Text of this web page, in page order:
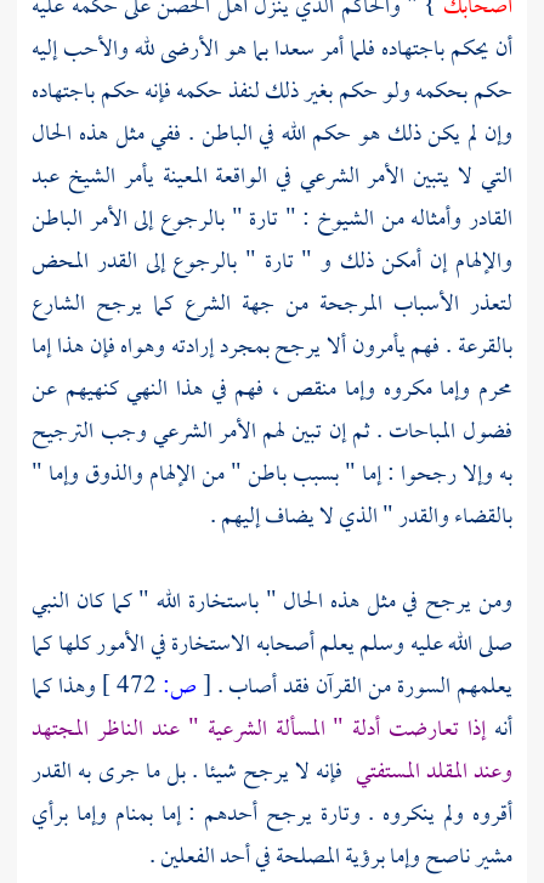
أن يحكم باجتهاده فلما أمرسعدابما هو الأرضى لله والأحب إليه
حكم بحكمه ولو حكم بغير ذلك لنفذ حكمه فإنه حكم باجتهاده
وإن لم يكن ذلك هو حكم الله في الباطن . ففي مثل هذه الحال
التي لا يتبين الأمر الشرعي في الواقعة المعينة يأمر الشيخ عبد
القادروأمثاله من الشيوخ : " تارة " بالرجوع إلى الأمر الباطن
والإلهام إن أمكن ذلك و " تارة " بالرجوع إلى القدر المحض
لتعذر الأسباب المرجحة من جهة الشرع كما يرجح الشارع
بالقرعة . فهم يأمرون ألا يرجح بمجرد إرادته وهواه فإن هذا إما
محرم وإما مكروه وإما منقص ، فهم في هذا النهي كنهيهم عن
فضول المباحات . ثم إن تبين لهم الأمر الشرعي وجب الترجيح
به وإلا رجحوا : إما " بسبب باطن " من الإلهام والذوق وإما "
بالقضاء والقدر " الذي لا يضاف إليهم .
ومن يرجح في مثل هذه الحال " باستخارة الله " كما كان النبي
صلى الله عليه وسلم يعلم أصحابه الاستخارة في الأمور كلها كما
يعلمهم السورة من القرآن فقد أصاب .[ص:
وهذا كما
أنهإذا تعارضت أدلة " المسألة الشرعية " عند الناظر المجتهد
وعند المقلد المستفتي فإنه لا يرجح شيئا . بل ما جرى به القدر
أقروه ولم ينكروه . وتارة يرجح أحدهم : إما بمنام وإما برأي
مشير ناصح وإما برؤية المصلحة في أحد الفعلين .